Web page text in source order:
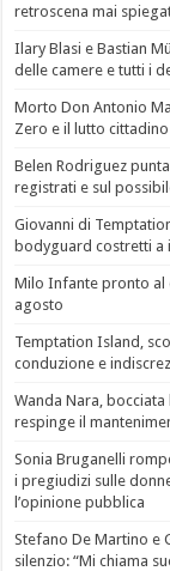
retroscena mai
Ilary Blasi e Bastian
delle camere e tutti i
Morto Don Antonio
Zero e il lutto
Belen Rodriguez
registrati e sul
Giovanni di
bodyguard costretti a
Milo Infante pronto al
agosto
Temptation Island,
conduzione e
Wanda Nara,
respinge il
Sonia Bruganelli
i pregiudizi sulle
l’opinione pubblica
Stefano De Martino e
silenzio: “Mi chiama